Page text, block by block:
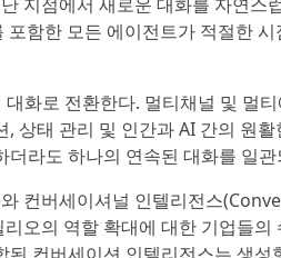
함한 모든 에이전트가 적절한
화로 전환한다. 멀티채널 및 멀
상태 관리 및 인간과 AI 간의 원
라도 하나의 연속된 대화를 일
컨버세이셔널 인텔리전스
오의 역할 확대에 대한 기업들의